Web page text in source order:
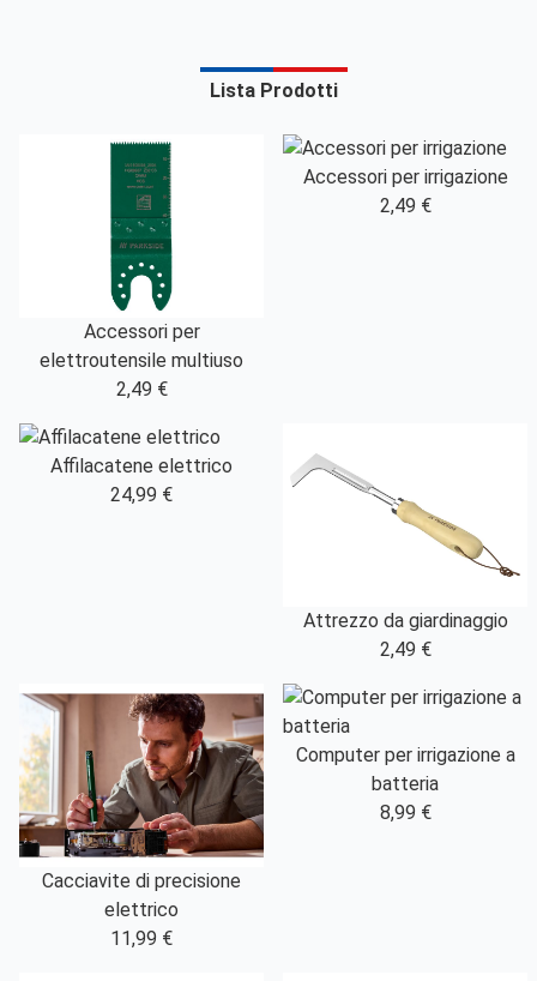
Lista Prodotti
Accessori per
elettroutensile multiuso
2,49 €
Accessori per irrigazione
2,49 €
Affilacatene elettrico
24,99 €
Attrezzo da giardinaggio
2,49 €
Cacciavite di precisione
elettrico
11,99 €
Computer per irrigazione a
batteria
8,99 €